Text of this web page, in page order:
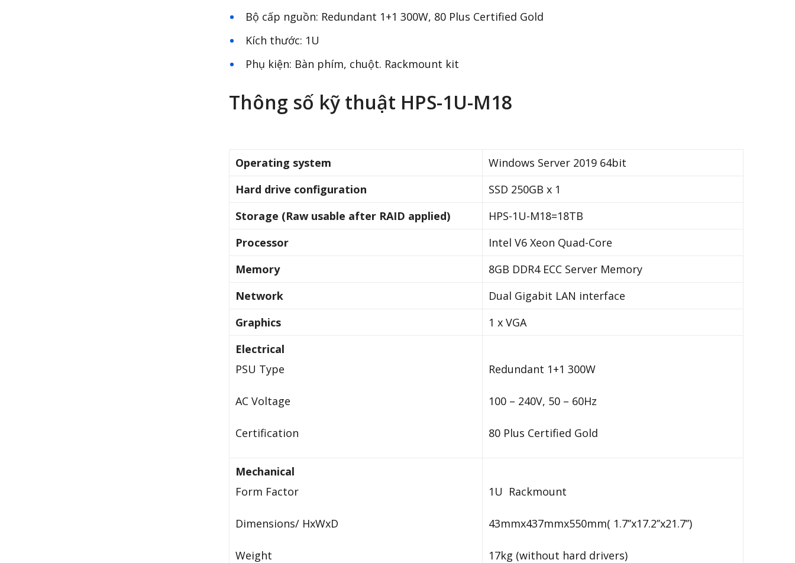
Bộ cấp nguồn: Redundant 1+1 300W, 80 Plus Certified Gold
Kích thước: 1U
Phụ kiện: Bàn phím, chuột. Rackmount kit
Thông số kỹ thuật HPS-1U-M18
Operating system
Windows Server 2019 64bit
Hard drive configuration
SSD 250GB x 1
Storage (Raw usable after RAID applied)
HPS-1U-M18=18TB
Processor
Intel V6 Xeon Quad-Core
Memory
8GB DDR4 ECC Server Memory
Network
Dual Gigabit LAN interface
Graphics
1 x VGA
Electrical
PSU Type
AC Voltage
Certification
Redundant 1+1 300W
100 – 240V, 50 – 60Hz
80 Plus Certified Gold
Mechanical
Form Factor
Dimensions/ HxWxD
Weight
1U Rackmount
43mmx437mmx550mm( 1.7’’x17.2’’x21.7’’)
17kg (without hard drivers)